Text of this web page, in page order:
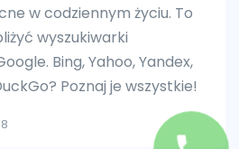
w codziennym życiu. To
wyszukiwarki
Bing, Yahoo, Yandex,
Poznaj je wszystkie!